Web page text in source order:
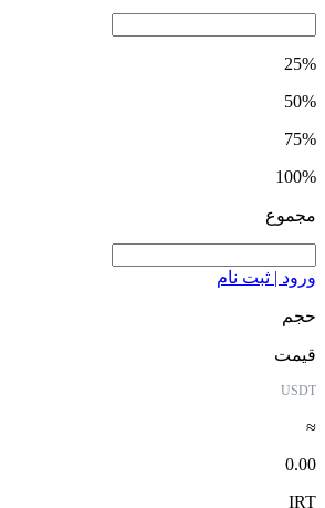
25%
50%
75%
100%
مجموع
ورود | ثبت نام
حجم
قیمت
USDT
≈
0.00
IRT